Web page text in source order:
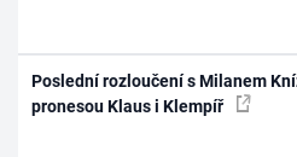
Poslední rozloučení s Milanem
pronesou Klaus i Klempíř